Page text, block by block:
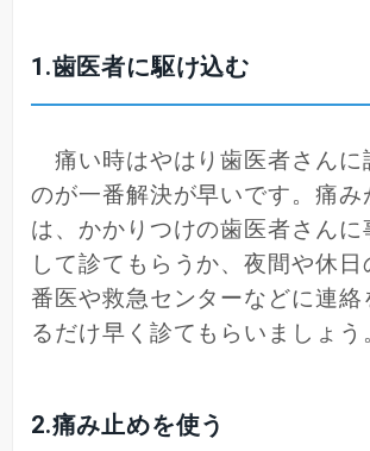
1.歯医者に駆け込む
痛い時はやはり歯医者さんに
のが一番解決が早いです。痛み
は、かかりつけの歯医者さんに
して診てもらうか、夜間や休日
番医や救急センターなどに連絡
るだけ早く診てもらいましょう
2.痛み止めを使う